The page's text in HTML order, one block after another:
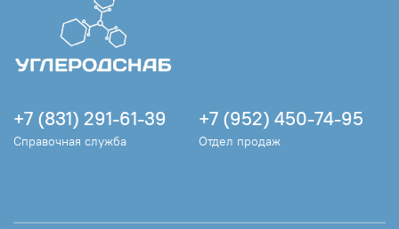
+7 (831) 291-61-39
Справочная служба
+7 (952) 450-74-95
Отдел продаж